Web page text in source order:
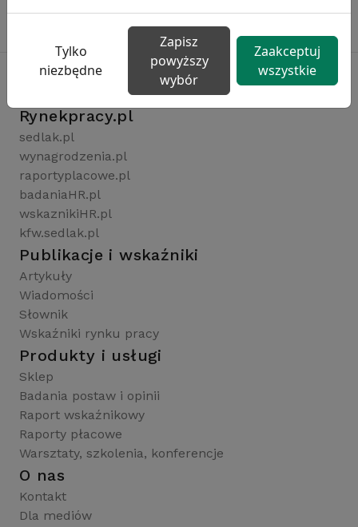
Rynekpracy.pl
sedlak.pl
wynagrodzenia.pl
raportyplacowe.pl
badaniaHR.pl
wskaznikiHR.pl
kfw.sedlak.pl
Publikacje i wskaźniki
Artykuły
Wiadomości
Słownik
Wskaźniki rynku pracy
Produkty i usługi
Sklep
Badania postaw i opinii
Raport wskaźnikowy
Raporty płacowe
Warsztaty, szkolenia, konferencje
O nas
Kontakt
Dla mediów
Tylko
niezbędne
Zapisz
powyższy
wybór
Zaakceptuj
wszystkie